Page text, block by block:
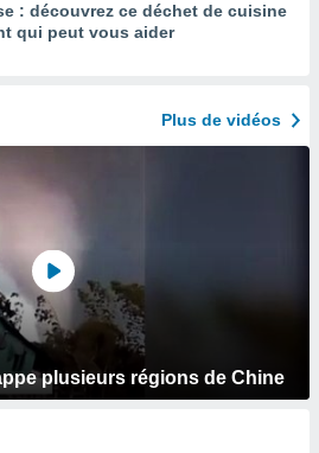
: découvrez ce déchet de cuisine
qui peut vous aider
Plus de vidéos
plusieurs régions de Chine